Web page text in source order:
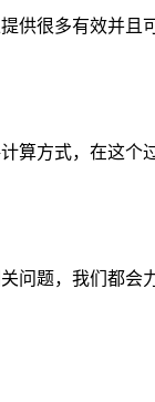
供很多有效并
算方式，在这个
问题，我们都会